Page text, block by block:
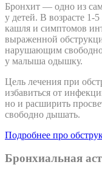
Бронхит — одно из
у детей. В возрасте 1-
кашля и симптомов
выраженной
нарушающим
у малыша одышку.
Цель лечения при
избавиться от
но и расширить
свободно дышать.
Подробнее про
Бронхиальная